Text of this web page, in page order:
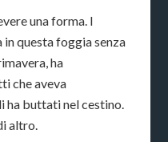
una forma. I
questa foggia senza
ha
che aveva
ha buttati nel cestino.
altro.